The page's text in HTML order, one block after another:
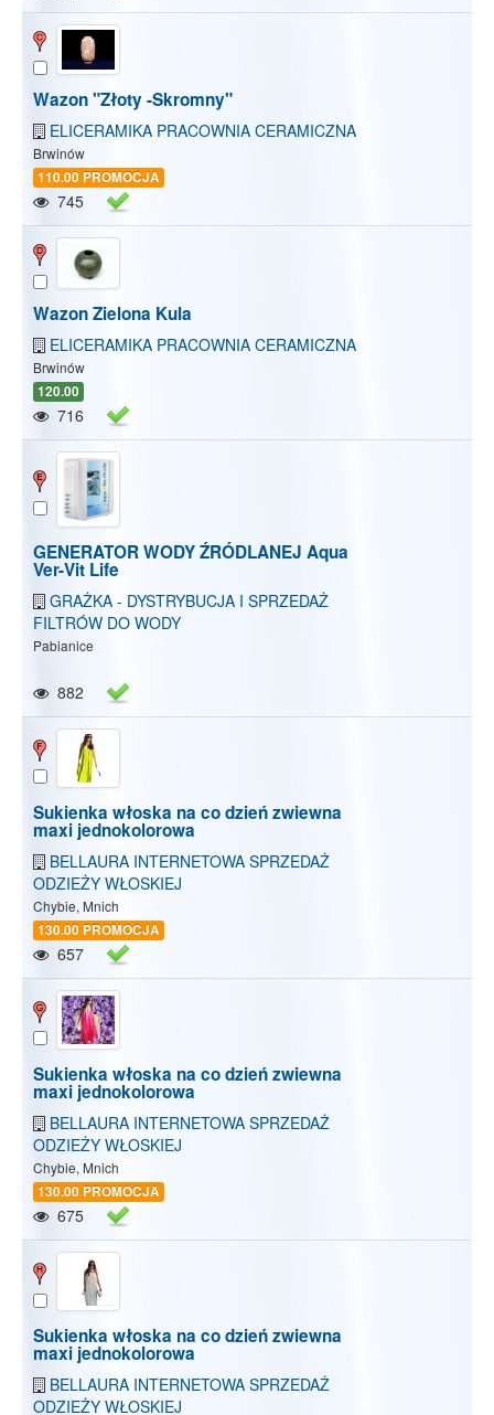
Wazon "Złoty -Skromny"
ELICERAMIKA PRACOWNIA CERAMICZNA
Brwinów
110.00 PROMOCJA
745
Wazon Zielona Kula
ELICERAMIKA PRACOWNIA CERAMICZNA
Brwinów
120.00
716
GENERATOR WODY ŹRÓDLANEJ Aqua
Ver-Vit Life
GRAŻKA - DYSTRYBUCJA I SPRZEDAŻ
FILTRÓW DO WODY
Pabianice
882
Sukienka włoska na co dzień zwiewna
maxi jednokolorowa
BELLAURA INTERNETOWA SPRZEDAŻ
ODZIEŻY WŁOSKIEJ
Chybie, Mnich
130.00 PROMOCJA
657
Sukienka włoska na co dzień zwiewna
maxi jednokolorowa
BELLAURA INTERNETOWA SPRZEDAŻ
ODZIEŻY WŁOSKIEJ
Chybie, Mnich
130.00 PROMOCJA
675
Sukienka włoska na co dzień zwiewna
maxi jednokolorowa
BELLAURA INTERNETOWA SPRZEDAŻ
ODZIEŻY WŁOSKIEJ